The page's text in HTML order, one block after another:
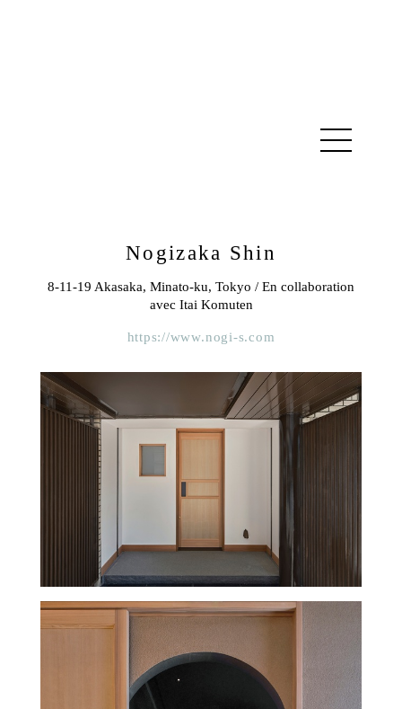
Nogizaka Shin
8-11-19 Akasaka, Minato-ku, Tokyo / En collaboration
avec Itai Komuten
https://www.nogi-s.com